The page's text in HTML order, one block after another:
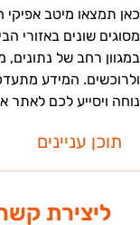
ליצירת
תמצאו מיטב אפיקי
שונים באזורי
רחב של נתונים,
המידע
ויסייע לכם לאתר
תוכן עניינים